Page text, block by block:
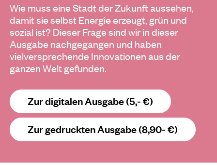
Wie muss eine Stadt der Zukunft aussehen,
damit sie selbst Energie erzeugt, grün und
sozial ist? Dieser Frage sind wir in dieser
Ausgabe nachgegangen und haben
vielversprechende Innovationen aus der
ganzen Welt gefunden.
Zur digitalen Ausgabe (5,- €)
Zur gedruckten Ausgabe (8,90- €)